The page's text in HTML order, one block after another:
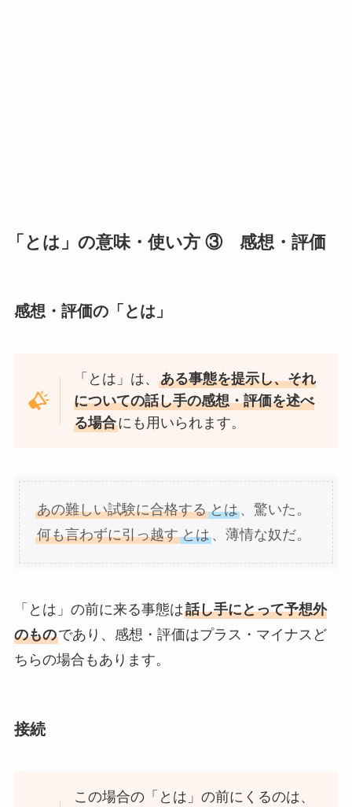
「とは」の意味・使い方 ③ 感想・評価
感想・評価の「とは」
「とは」は、ある事態を提示し、それ
についての話し手の感想・評価を述べ
る場合にも用いられます。
あの難しい試験に合格する とは、驚いた。
何も言わずに引っ越す とは、薄情な奴だ。
「とは」の前に来る事態は話し手にとって予想外
のものであり、感想・評価はプラス・マイナスど
ちらの場合もあります。
接続
この場合の「とは」の前にくるのは、